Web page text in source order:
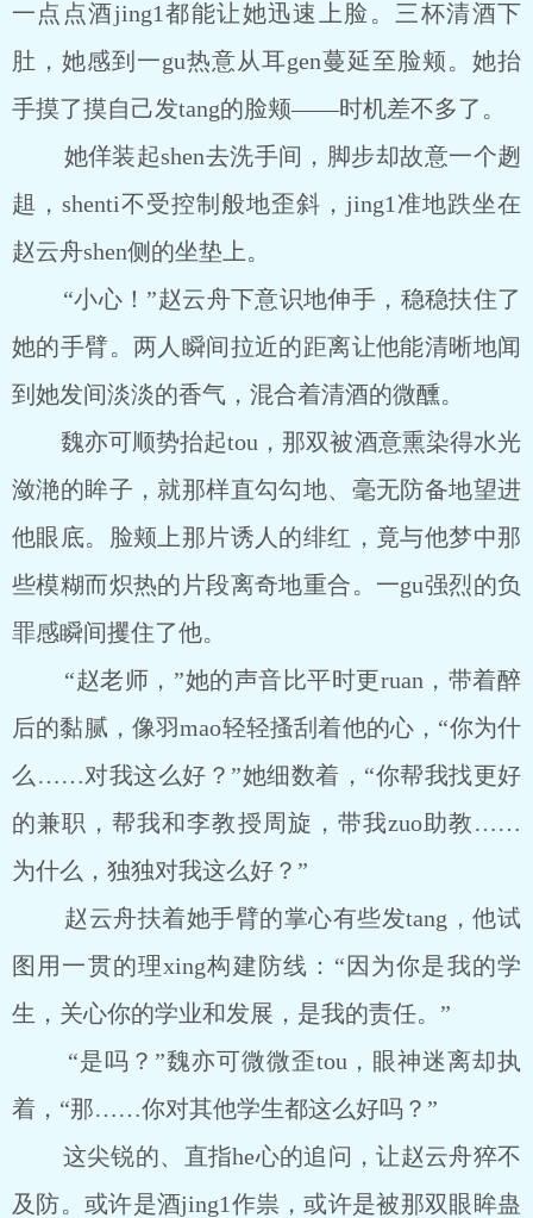
一点点酒jing1都能让她迅速上脸。三杯清酒下
肚，她感到一gu热意从耳gen蔓延至脸颊。她抬
手摸了摸自己发tang的脸颊――时机差不多了。
她佯装起shen去洗手间，脚步却故意一个趔
趄，shenti不受控制般地歪斜，jing1准地跌坐在
赵云舟shen侧的坐垫上。
“小心！”赵云舟下意识地伸手，稳稳扶住了
她的手臂。两人瞬间拉近的距离让他能清晰地闻
到她发间淡淡的香气，混合着清酒的微醺。
魏亦可顺势抬起tou，那双被酒意熏染得水光
潋滟的眸子，就那样直勾勾地、毫无防备地望进
他眼底。脸颊上那片诱人的绯红，竟与他梦中那
些模糊而炽热的片段离奇地重合。一gu强烈的负
罪感瞬间攫住了他。
“赵老师，”她的声音比平时更ruan，带着醉
后的黏腻，像羽mao轻轻搔刮着他的心，“你为什
么……对我这么好？”她细数着，“你帮我找更好
的兼职，帮我和李教授周旋，带我zuo助教……
为什么，独独对我这么好？”
赵云舟扶着她手臂的掌心有些发tang，他试
图用一贯的理xing构建防线：“因为你是我的学
生，关心你的学业和发展，是我的责任。”
“是吗？”魏亦可微微歪tou，眼神迷离却执
着，“那……你对其他学生都这么好吗？”
这尖锐的、直指he心的追问，让赵云舟猝不
及防。或许是酒jing1作祟，或许是被那双眼眸蛊